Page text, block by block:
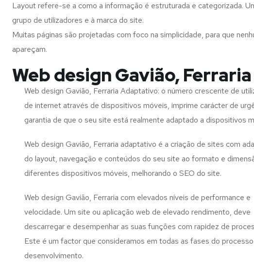
Layout refere-se a como a informação é estruturada e categorizada.
grupo de utilizadores e à marca do site.
Muitas páginas são projetadas com foco na simplicidade, para que
apareçam.
Web design Gavião,
Web design Gavião, Ferraria Adaptativo: o número crescente de
de internet através de dispositivos móveis, imprime carácter de
garantia de que o seu site está realmente adaptado a dispositivos
Web design Gavião, Ferraria adaptativo é a criação de sites com
do layout, navegação e conteúdos do seu site ao formato e
diferentes dispositivos móveis, melhorando o SEO do site.
Web design Gavião, Ferraria com elevados níveis de performance e
velocidade. Um site ou aplicação web de elevado rendimento, deve
descarregar e desempenhar as suas funções com rapidez de
Este é um factor que consideramos em todas as fases do
desenvolvimento.